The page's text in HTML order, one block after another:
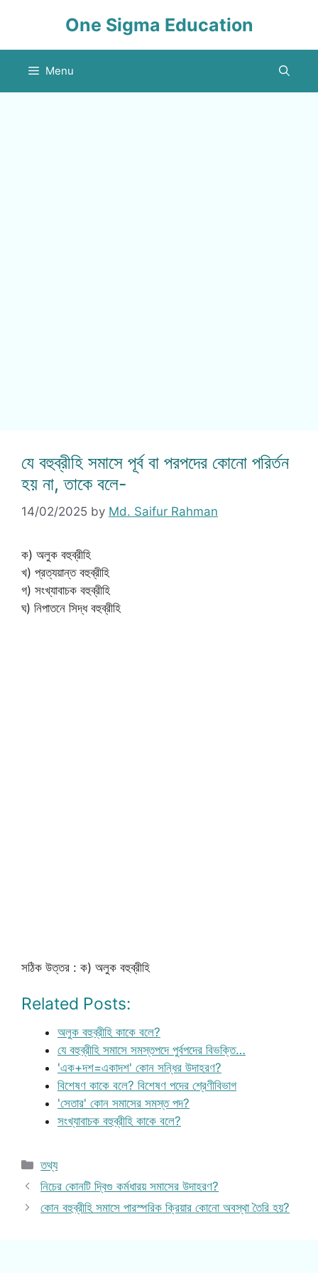
One Sigma Education
Menu
যে বহুব্রীহি সমাসে পূর্ব বা পরপদের কোনো পরির্তন
হয় না, তাকে বলে-
14/02/2025 by Md. Saifur Rahman
ক) অলুক বহুব্রীহি
খ) প্রত্যয়ান্ত বহুব্রীহি
গ) সংখ্যাবাচক বহুব্রীহি
ঘ) নিপাতনে সিদ্ধ বহুব্রীহি
সঠিক উত্তর : ক) অলুক বহুব্রীহি
Related Posts:
অলুক বহুব্রীহি কাকে বলে?
যে বহুব্রীহি সমাসে সমস্তপদে পুর্বপদের বিভক্তি…
'এক+দশ=একাদশ' কোন সন্ধির উদাহরণ?
বিশেষণ কাকে বলে? বিশেষণ পদের শ্রেণীবিভাগ
'সেতার' কোন সমাসের সমস্ত পদ?
সংখ্যাবাচক বহুব্রীহি কাকে বলে?
Categories
তথ্য
নিচের কোনটি দ্বিগু কর্মধারয় সমাসের উদাহরণ?
কোন বহুব্রীহি সমাসে পারস্পরিক ক্রিয়ার কোনো অবস্থা তৈরি হয়?